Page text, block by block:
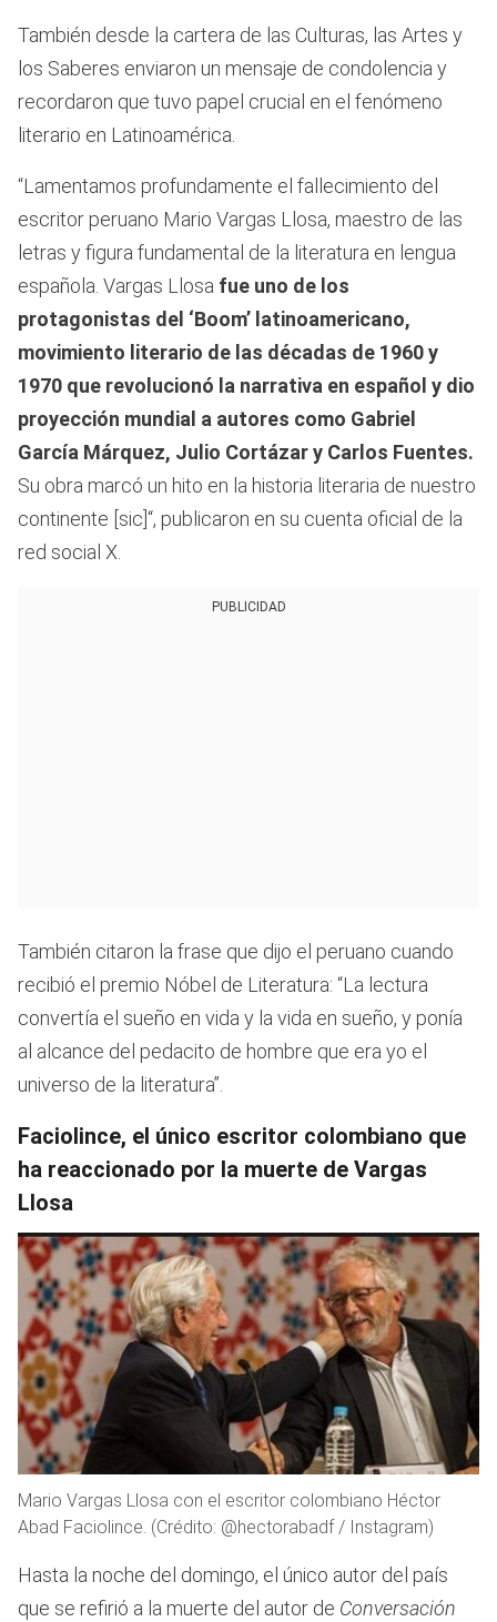
También desde la cartera de las Culturas, las Artes y
los Saberes enviaron un mensaje de condolencia y
recordaron que tuvo papel crucial en el fenómeno
literario en Latinoamérica.
“Lamentamos profundamente el fallecimiento del
escritor peruano Mario Vargas Llosa, maestro de las
letras y figura fundamental de la literatura en lengua
española. Vargas Llosa fue uno de los
protagonistas del ‘Boom’ latinoamericano,
movimiento literario de las décadas de 1960 y
1970 que revolucionó la narrativa en español y dio
proyección mundial a autores como Gabriel
García Márquez, Julio Cortázar y Carlos Fuentes.
Su obra marcó un hito en la historia literaria de nuestro
continente [sic]“, publicaron en su cuenta oficial de la
red social X.
PUBLICIDAD
También citaron la frase que dijo el peruano cuando
recibió el premio Nóbel de Literatura: “La lectura
convertía el sueño en vida y la vida en sueño, y ponía
al alcance del pedacito de hombre que era yo el
universo de la literatura”.
Faciolince, el único escritor colombiano que
ha reaccionado por la muerte de Vargas
Llosa
Mario Vargas Llosa con el escritor colombiano Héctor
Abad Faciolince. (Crédito: @hectorabadf / Instagram)
Hasta la noche del domingo, el único autor del país
que se refirió a la muerte del autor de Conversación